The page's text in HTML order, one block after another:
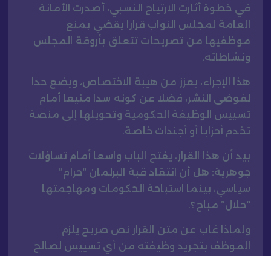
في خطوة أثارت الارتياح النسبي، أصدرت الأمانة
العامة لمجلس النواب قرارا يقضي بمنع
موظفيها من تصريحات تتعلق بأروقة المجلس
ونشاطاته.
هذا الإجراء، يعزز من هيبة الاختصاص، ويضع حدا
لفوضى النشر، فضلا عن كونه سدا منيعا أمام
تسييس الوظيفة الحكومية وتحويلها إلى منصة
تخدم أحزابا أو أجندات خاصة.
بيد أن هذا القرار، يفتح الباب واسعا أمام تساؤلات
جوهرية: هل أن انتقاد قبة البرلمان “حرام”
سياسي، بينما استباحة الحكومات ومهاجمتها
“حلال” مباح؟.
ولماذا غاب عن متن القرار نص صريح يلزم
الموظف بتجريد وظيفته من أي تسييس لصالح